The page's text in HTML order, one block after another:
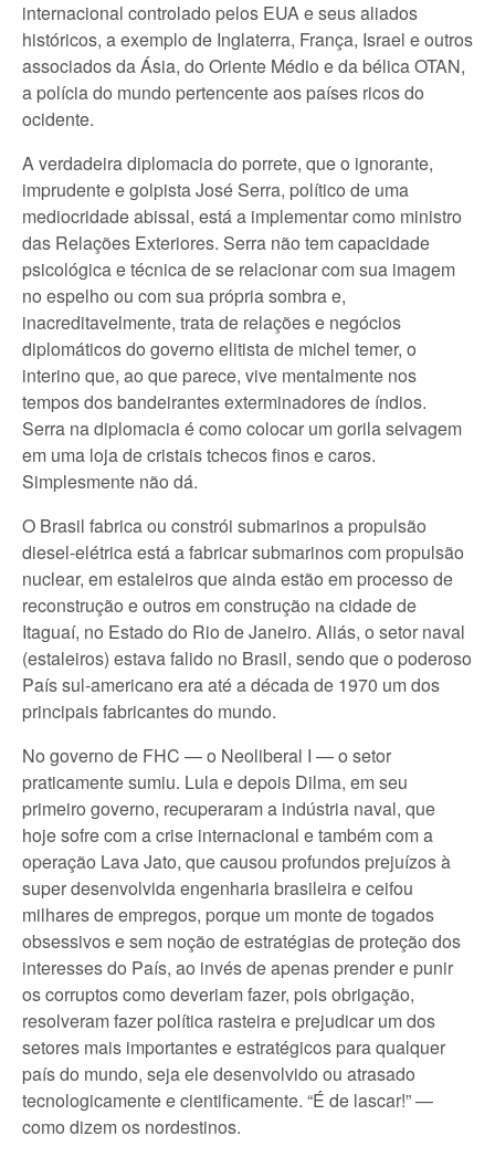
internacional controlado pelos EUA e seus aliados
históricos, a exemplo de Inglaterra, França, Israel e outros
associados da Ásia, do Oriente Médio e da bélica OTAN,
a polícia do mundo pertencente aos países ricos do
ocidente.
A verdadeira diplomacia do porrete, que o ignorante,
imprudente e golpista José Serra, político de uma
mediocridade abissal, está a implementar como ministro
das Relações Exteriores. Serra não tem capacidade
psicológica e técnica de se relacionar com sua imagem
no espelho ou com sua própria sombra e,
inacreditavelmente, trata de relações e negócios
diplomáticos do governo elitista de michel temer, o
interino que, ao que parece, vive mentalmente nos
tempos dos bandeirantes exterminadores de índios.
Serra na diplomacia é como colocar um gorila selvagem
em uma loja de cristais tchecos finos e caros.
Simplesmente não dá.
O Brasil fabrica ou constrói submarinos a propulsão
diesel-elétrica está a fabricar submarinos com propulsão
nuclear, em estaleiros que ainda estão em processo de
reconstrução e outros em construção na cidade de
Itaguaí, no Estado do Rio de Janeiro. Aliás, o setor naval
(estaleiros) estava falido no Brasil, sendo que o poderoso
País sul-americano era até a década de 1970 um dos
principais fabricantes do mundo.
No governo de FHC — o Neoliberal I — o setor
praticamente sumiu. Lula e depois Dilma, em seu
primeiro governo, recuperaram a indústria naval, que
hoje sofre com a crise internacional e também com a
operação Lava Jato, que causou profundos prejuízos à
super desenvolvida engenharia brasileira e ceifou
milhares de empregos, porque um monte de togados
obsessivos e sem noção de estratégias de proteção dos
interesses do País, ao invés de apenas prender e punir
os corruptos como deveriam fazer, pois obrigação,
resolveram fazer política rasteira e prejudicar um dos
setores mais importantes e estratégicos para qualquer
país do mundo, seja ele desenvolvido ou atrasado
tecnologicamente e cientificamente. “É de lascar!” —
como dizem os nordestinos.